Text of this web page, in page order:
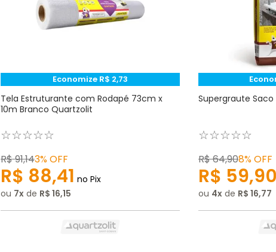
Economize R$ 2,73
Tela Estruturante com Rodapé 73cm x
10m Branco Quartzolit
☆☆☆☆☆
R$91,143%OFF
R$ 88,41 no Pix
ou 7 de R$ 16,15
Supergraute
☆☆☆☆☆
R$64,908%OFF
R$ 59,90
ou 4 de R$ 16,77